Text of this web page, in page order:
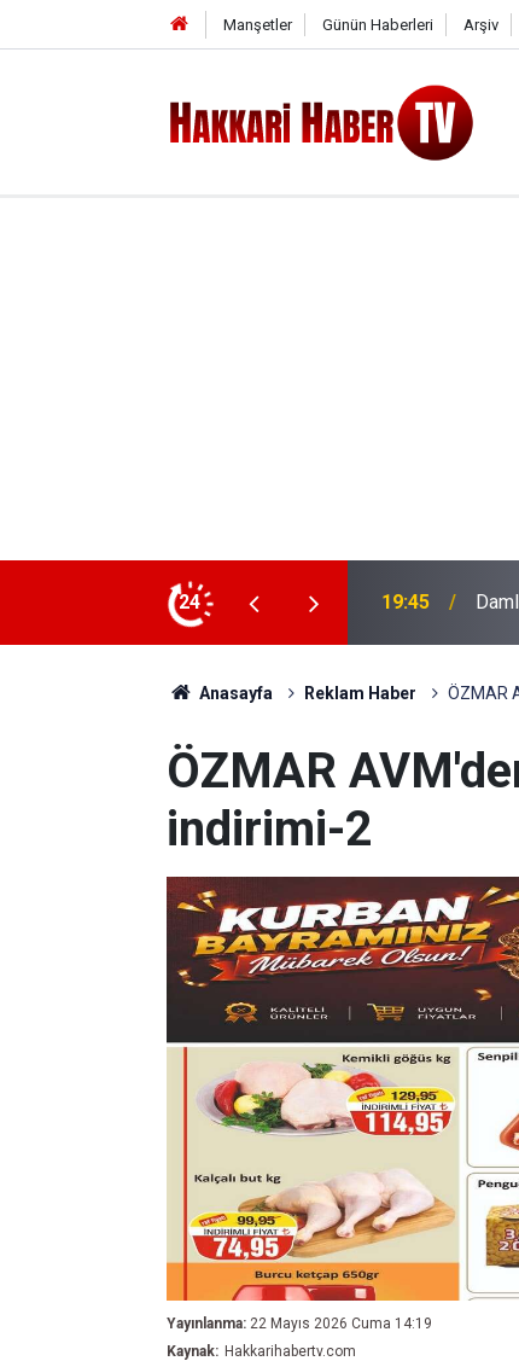
Manşetler Günün Haberleri Arşiv
24 19:40 Vali
Anasayfa Reklam Haber ÖZMAR
ÖZMAR
indirimi-2
Yayınlanma: 22 Mayıs 2026 Cuma 14:19
Kaynak: Hakkarihabertv.com